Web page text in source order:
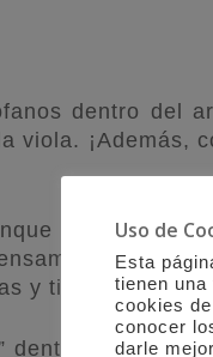
dentro del
viola. ¡Además,
la más
común
y tiestos de
de los
Uso de
Esta
tienen
cookies
conocer
darle